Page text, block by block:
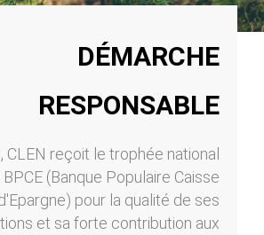
DÉMARCHE
RESPONSABLE
CLEN reçoit le trophée national
(Banque Populaire Caisse
pour la qualité de ses
et sa forte contribution aux